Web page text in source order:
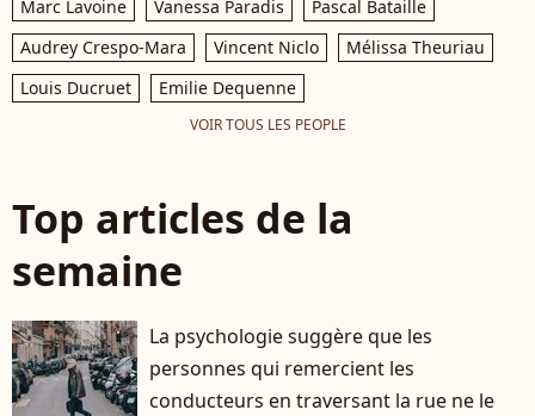
Marc Lavoine Vanessa Paradis
Pascal Bataille
Audrey Crespo-Mara
Vincent Niclo
Mélissa Theuriau
Louis Ducruet
Emilie Dequenne
VOIR TOUS LES PEOPLE
Top articles de la
semaine
La psychologie suggère que les
personnes qui remercient les
conducteurs en traversant la rue ne le